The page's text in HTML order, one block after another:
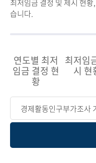
최저임금 결정 및 제시 현
습니다.
연도별 최저
임금 결정 현
황
최저임
시 현
경제활동인구부가조사